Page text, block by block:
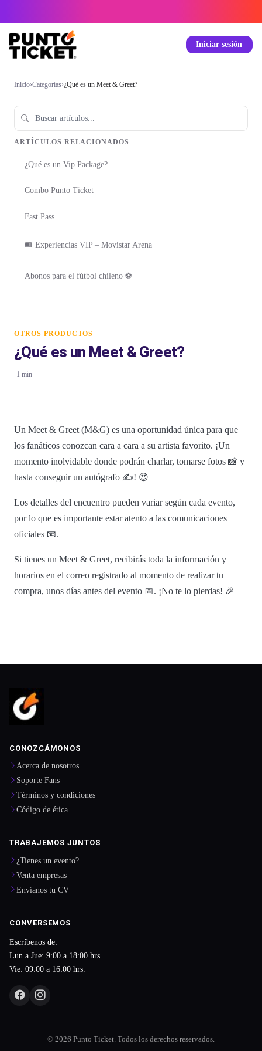
Iniciar sesión
Inicio›Categorías›¿Qué es un Meet & Greet?
ARTÍCULOS RELACIONADOS
¿Qué es un Vip Package?
Combo Punto Ticket
Fast Pass
🎟️ Experiencias VIP – Movistar Arena
Abonos para el fútbol chileno ⚽
OTROS PRODUCTOS
¿Qué es un Meet & Greet?
·1 min
Un Meet & Greet (M&G) es una oportunidad única para que
los fanáticos conozcan cara a cara a su artista favorito. ¡Un
momento inolvidable donde podrán charlar, tomarse fotos 📸 y
hasta conseguir un autógrafo ✍️! 😍
Los detalles del encuentro pueden variar según cada evento,
por lo que es importante estar atento a las comunicaciones
oficiales 📧.
Si tienes un Meet & Greet, recibirás toda la información y
horarios en el correo registrado al momento de realizar tu
compra, unos días antes del evento 📅. ¡No te lo pierdas! 🎉
CONOZCÁMONOS
Acerca de nosotros
Soporte Fans
Términos y condiciones
Código de ética
TRABAJEMOS JUNTOS
¿Tienes un evento?
Venta empresas
Envíanos tu CV
CONVERSEMOS
Escríbenos de:
Lun a Jue: 9:00 a 18:00 hrs.
Vie: 09:00 a 16:00 hrs.
© 2026 Punto Ticket. Todos los derechos reservados.